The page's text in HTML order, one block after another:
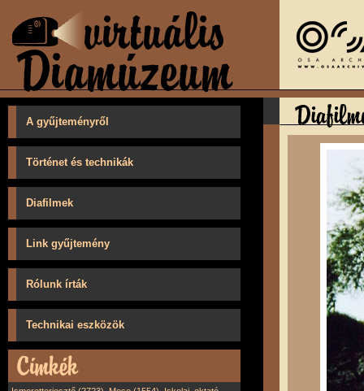
A gyűjteményről
Történet és technikák
Diafilmek
Link gyűjtemény
Rólunk írták
Technikai eszközök